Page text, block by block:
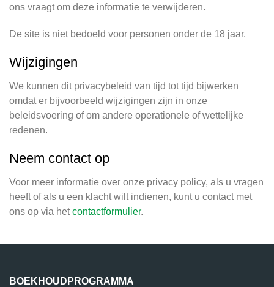
ons vraagt om deze informatie te verwijderen.
De site is niet bedoeld voor personen onder de 18 jaar.
Wijzigingen
We kunnen dit privacybeleid van tijd tot tijd bijwerken
omdat er bijvoorbeeld wijzigingen zijn in onze
beleidsvoering of om andere operationele of wettelijke
redenen.
Neem contact op
Voor meer informatie over onze privacy policy, als u vragen
heeft of als u een klacht wilt indienen, kunt u contact met
ons op via hetcontactformulier.
BOEKHOUDPROGRAMMA